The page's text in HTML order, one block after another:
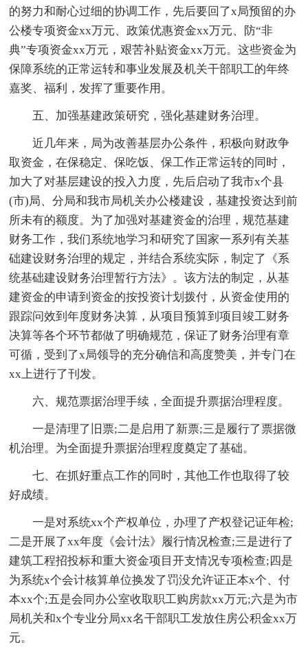
的努力和耐心过细的协调工作，先后要回了x局预留的办
公楼专项资金xx万元、政策优惠资金xx万元、防“非
典”专项资金xx万元，艰苦补贴资金xx万元。这些资金为
保障系统的正常运转和事业发展及机关干部职工的年终
嘉奖、福利，发挥了重要作用。
五、加强基建政策研究，强化基建财务治理。
近几年来，局为改善基层办公条件，积极向财政争
取资金，在保稳定、保吃饭、保工作正常运转的同时，
加大了对基层建设的投入力度，先后启动了我市x个县
(市)局、分局和我市局机关办公楼建设，基建投资达到前
所未有的额度。为了加强对基建资金的治理，规范基建
财务工作，我们系统地学习和研究了国家一系列有关基
础建设财务治理的规定，并结合系统实际，制定了《系
统基础建设财务治理暂行方法》。该方法的制定，从基
建资金的申请到资金的按投资计划拨付，从资金使用的
跟踪问效到年度财务决算，从项目预算到项目竣工财务
决算等各个环节都做了明确规范，保证了财务治理有章
可循，受到了x局领导的充分确信和高度赞美，并专门在
xx上进行了刊发。
六、规范票据治理手续，全面提升票据治理程度。
一是清理了旧票;二是启用了新票;三是履行了票据微
机治理。为全面提升票据治理程度奠定了基础。
七、在抓好重点工作的同时，其他工作也取得了较
好成绩。
一是对系统xx个产权单位，办理了产权登记证年检;
二是开展了xx年度《会计法》履行情况检查;三是进行了
建筑工程招投标和重大资金项目开支情况专项检查;四是
为系统x个会计核算单位换发了罚没允许证正本x个、付
本xx个;五是会同办公室收取职工购房款xx万元;六是为市
局机关和x个专业分局xx名干部职工发放住房公积金xx万
元。